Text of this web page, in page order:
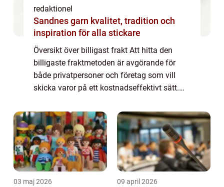
redaktionel
Sandnes garn kvalitet, tradition och
inspiration för alla stickare
Översikt över billigast frakt Att hitta den
billigaste fraktmetoden är avgörande för
både privatpersoner och företag som vill
skicka varor på ett kostnadseffektivt sätt.
spara pengar och samtidigt säkerstä...
03 maj 2026 09 april 2026